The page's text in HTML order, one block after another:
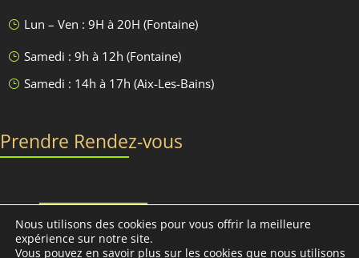
} Lun – Ven : 9H à 20H (Fontaine)
} Samedi : 9h à 12h (Fontaine)
} Samedi : 14h à 17h (Aix-Les-Bains)
Prendre Rendez-vous
Discutons-en
Nous utilisons des cookies pour vous offrir la meilleure
expérience sur notre site.
Vous pouvez en savoir plus sur les cookies que nous utilisons